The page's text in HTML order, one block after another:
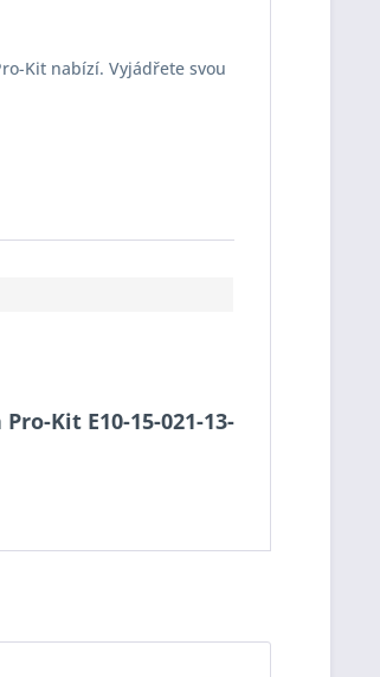
Kit nabízí. Vyjádřete svou
Kit E10-15-021-13-